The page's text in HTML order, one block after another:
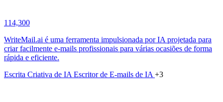
114,300
WriteMail.ai é uma ferramenta impulsionada por IA projetada para
criar facilmente e-mails profissionais para várias ocasiões de forma
rápida e eficiente.
Escrita Criativa de IA Escritor de E-mails de IA +3